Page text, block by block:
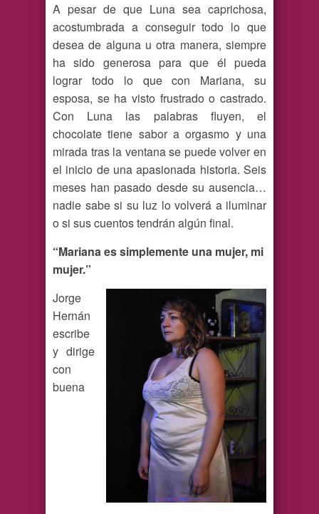
A pesar de que Luna sea caprichosa,
acostumbrada a conseguir todo lo que
desea de alguna u otra manera, siempre
ha sido generosa para que él pueda
lograr todo lo que con Mariana, su
esposa, se ha visto frustrado o castrado.
Con Luna las palabras fluyen, el
chocolate tiene sabor a orgasmo y una
mirada tras la ventana se puede volver en
el inicio de una apasionada historia. Seis
meses han pasado desde su ausencia…
nadie sabe si su luz lo volverá a iluminar
o si sus cuentos tendrán algún final.
“Mariana es simplemente una mujer, mi
mujer.”
Jorge
Hernán
escribe
y dirige
con
buena